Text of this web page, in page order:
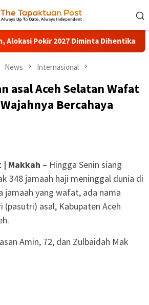
Pohon Besar Tumbang
News Internasional
asal Aceh Selatan Wafat
Bercahaya
| Makkah – Hingga Senin siang
348 jamaah haji meninggal dunia di
jamaah yang wafat, ada nama
(pasutri) asal, Kabupaten Aceh
Amin, 72, dan Zulbaidah Mak